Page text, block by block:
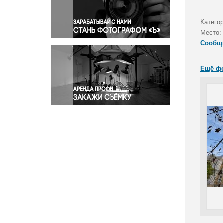
Правосудие
Происшествия и конфликты
Религия
Светская жизнь
Спорт
Экология
Экономика и бизнес
Место:
Ещё